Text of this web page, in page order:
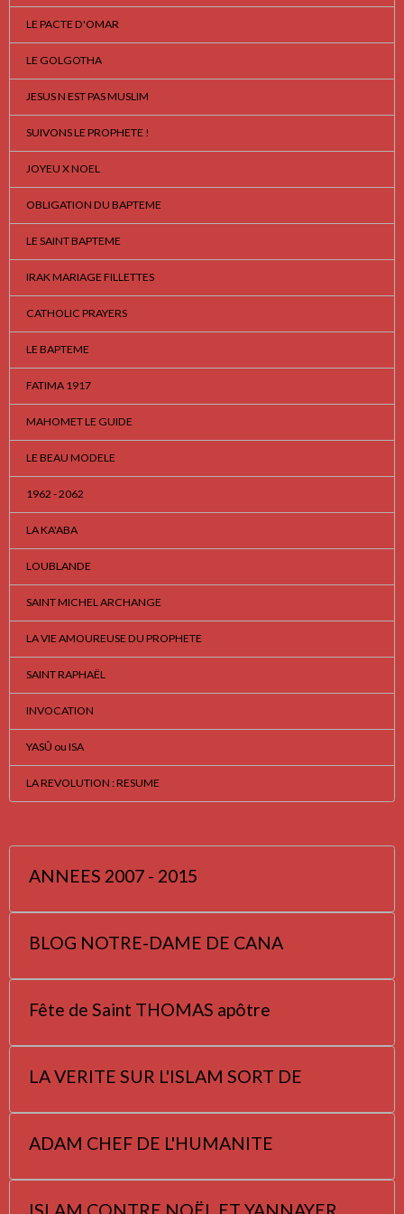
LE PACTE D'OMAR
LE GOLGOTHA
JESUS N EST PAS MUSLIM
SUIVONS LE PROPHETE !
JOYEU X NOEL
OBLIGATION DU BAPTEME
LE SAINT BAPTEME
IRAK MARIAGE FILLETTES
CATHOLIC PRAYERS
LE BAPTEME
FATIMA 1917
MAHOMET LE GUIDE
LE BEAU MODELE
1962 - 2062
LA KA'ABA
LOUBLANDE
SAINT MICHEL ARCHANGE
LA VIE AMOUREUSE DU PROPHETE
SAINT RAPHAËL
INVOCATION
YASÛ ou ISA
LA REVOLUTION : RESUME
ANNEES 2007 - 2015
BLOG NOTRE-DAME DE CANA
Fête de Saint THOMAS apôtre
LA VERITE SUR L'ISLAM SORT DE
ADAM CHEF DE L'HUMANITE
ISLAM CONTRE NOËL ET YANNAYER